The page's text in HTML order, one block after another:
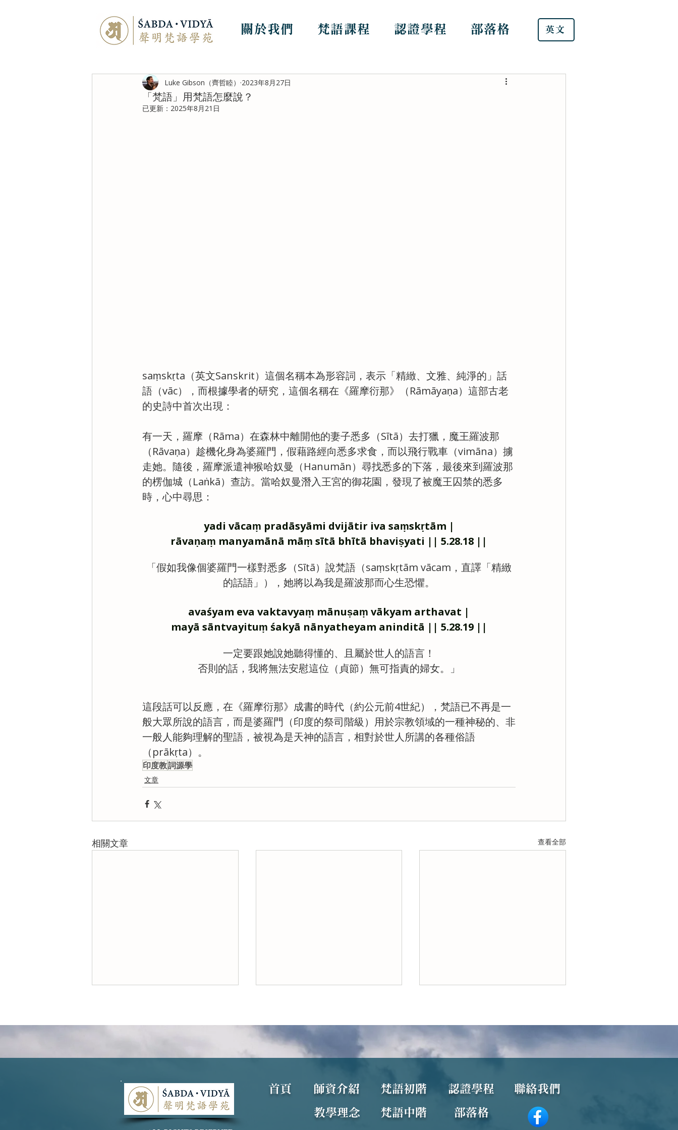
關於我們 梵語課程 認證學程 部落格 英文
「梵語」用梵語怎麼說？
Luke Gibson（齊哲睦） 2023年8月27日
已更新： 2025年8月21日
saṃskṛta（英文Sanskrit）這個名稱本為形容詞，表示「精緻、文雅、純淨的」話
語（vāc），而根據學者的研究，這個名稱在《羅摩衍那》（Rāmāyaṇa）這部古老
的史詩中首次出現：
有一天，羅摩（Rāma）在森林中離開他的妻子悉多（Sītā）去打獵，魔王羅波那
（Rāvaṇa）趁機化身為婆羅門，假藉路經向悉多求食，而以飛行戰車（vimāna）擄
走她。隨後，羅摩派遣神猴哈奴曼（Hanumān）尋找悉多的下落，最後來到羅波那
的楞伽城（Laṅkā）查訪。當哈奴曼潛入王宮的御花園，發現了被魔王囚禁的悉多
時，心中尋思：
yadi vācaṃ pradāsyāmi ㅤdvijātir iva saṃskṛtām |
rāvaṇaṃ manyamānā māṃ ㅤsītā bhītā bhaviṣyati || 5.28.18 ||
「假如我像個婆羅門一樣對悉多（Sītā）說梵語（saṃskṛtām vācam，直譯「精緻
的話語」），她將以為我是羅波那而心生恐懼。
avaśyam eva vaktavyaṃ ㅤmānuṣaṃ vākyam arthavat |
mayā sāntvayituṃ śakyā ㅤnānyatheyam aninditā || 5.28.19 ||
一定要跟她說她聽得懂的、且屬於世人的語言！
否則的話，我將無法安慰這位（貞節）無可指責的婦女。」
這段話可以反應，在《羅摩衍那》成書的時代（約公元前4世紀），梵語已不再是一
般大眾所說的語言，而是婆羅門（印度的祭司階級）用於宗教領域的一種神秘的、非
一般人能夠理解的聖語，被視為是天神的語言，相對於世人所講的各種俗語
（prākṛta）。
印度教詞源學
文章
相關文章 查看全部
「觀世音」還是「觀自在」？
從梵語視角探討
為何「唯識宗」又名「瑜伽行
派」？
到底何謂「瑜伽」？它真的等
於「梵我合一」嗎？
​首頁 ​師資介紹
教學理念
梵語初階
梵語中階
認證學程
​部落格
聯絡我們